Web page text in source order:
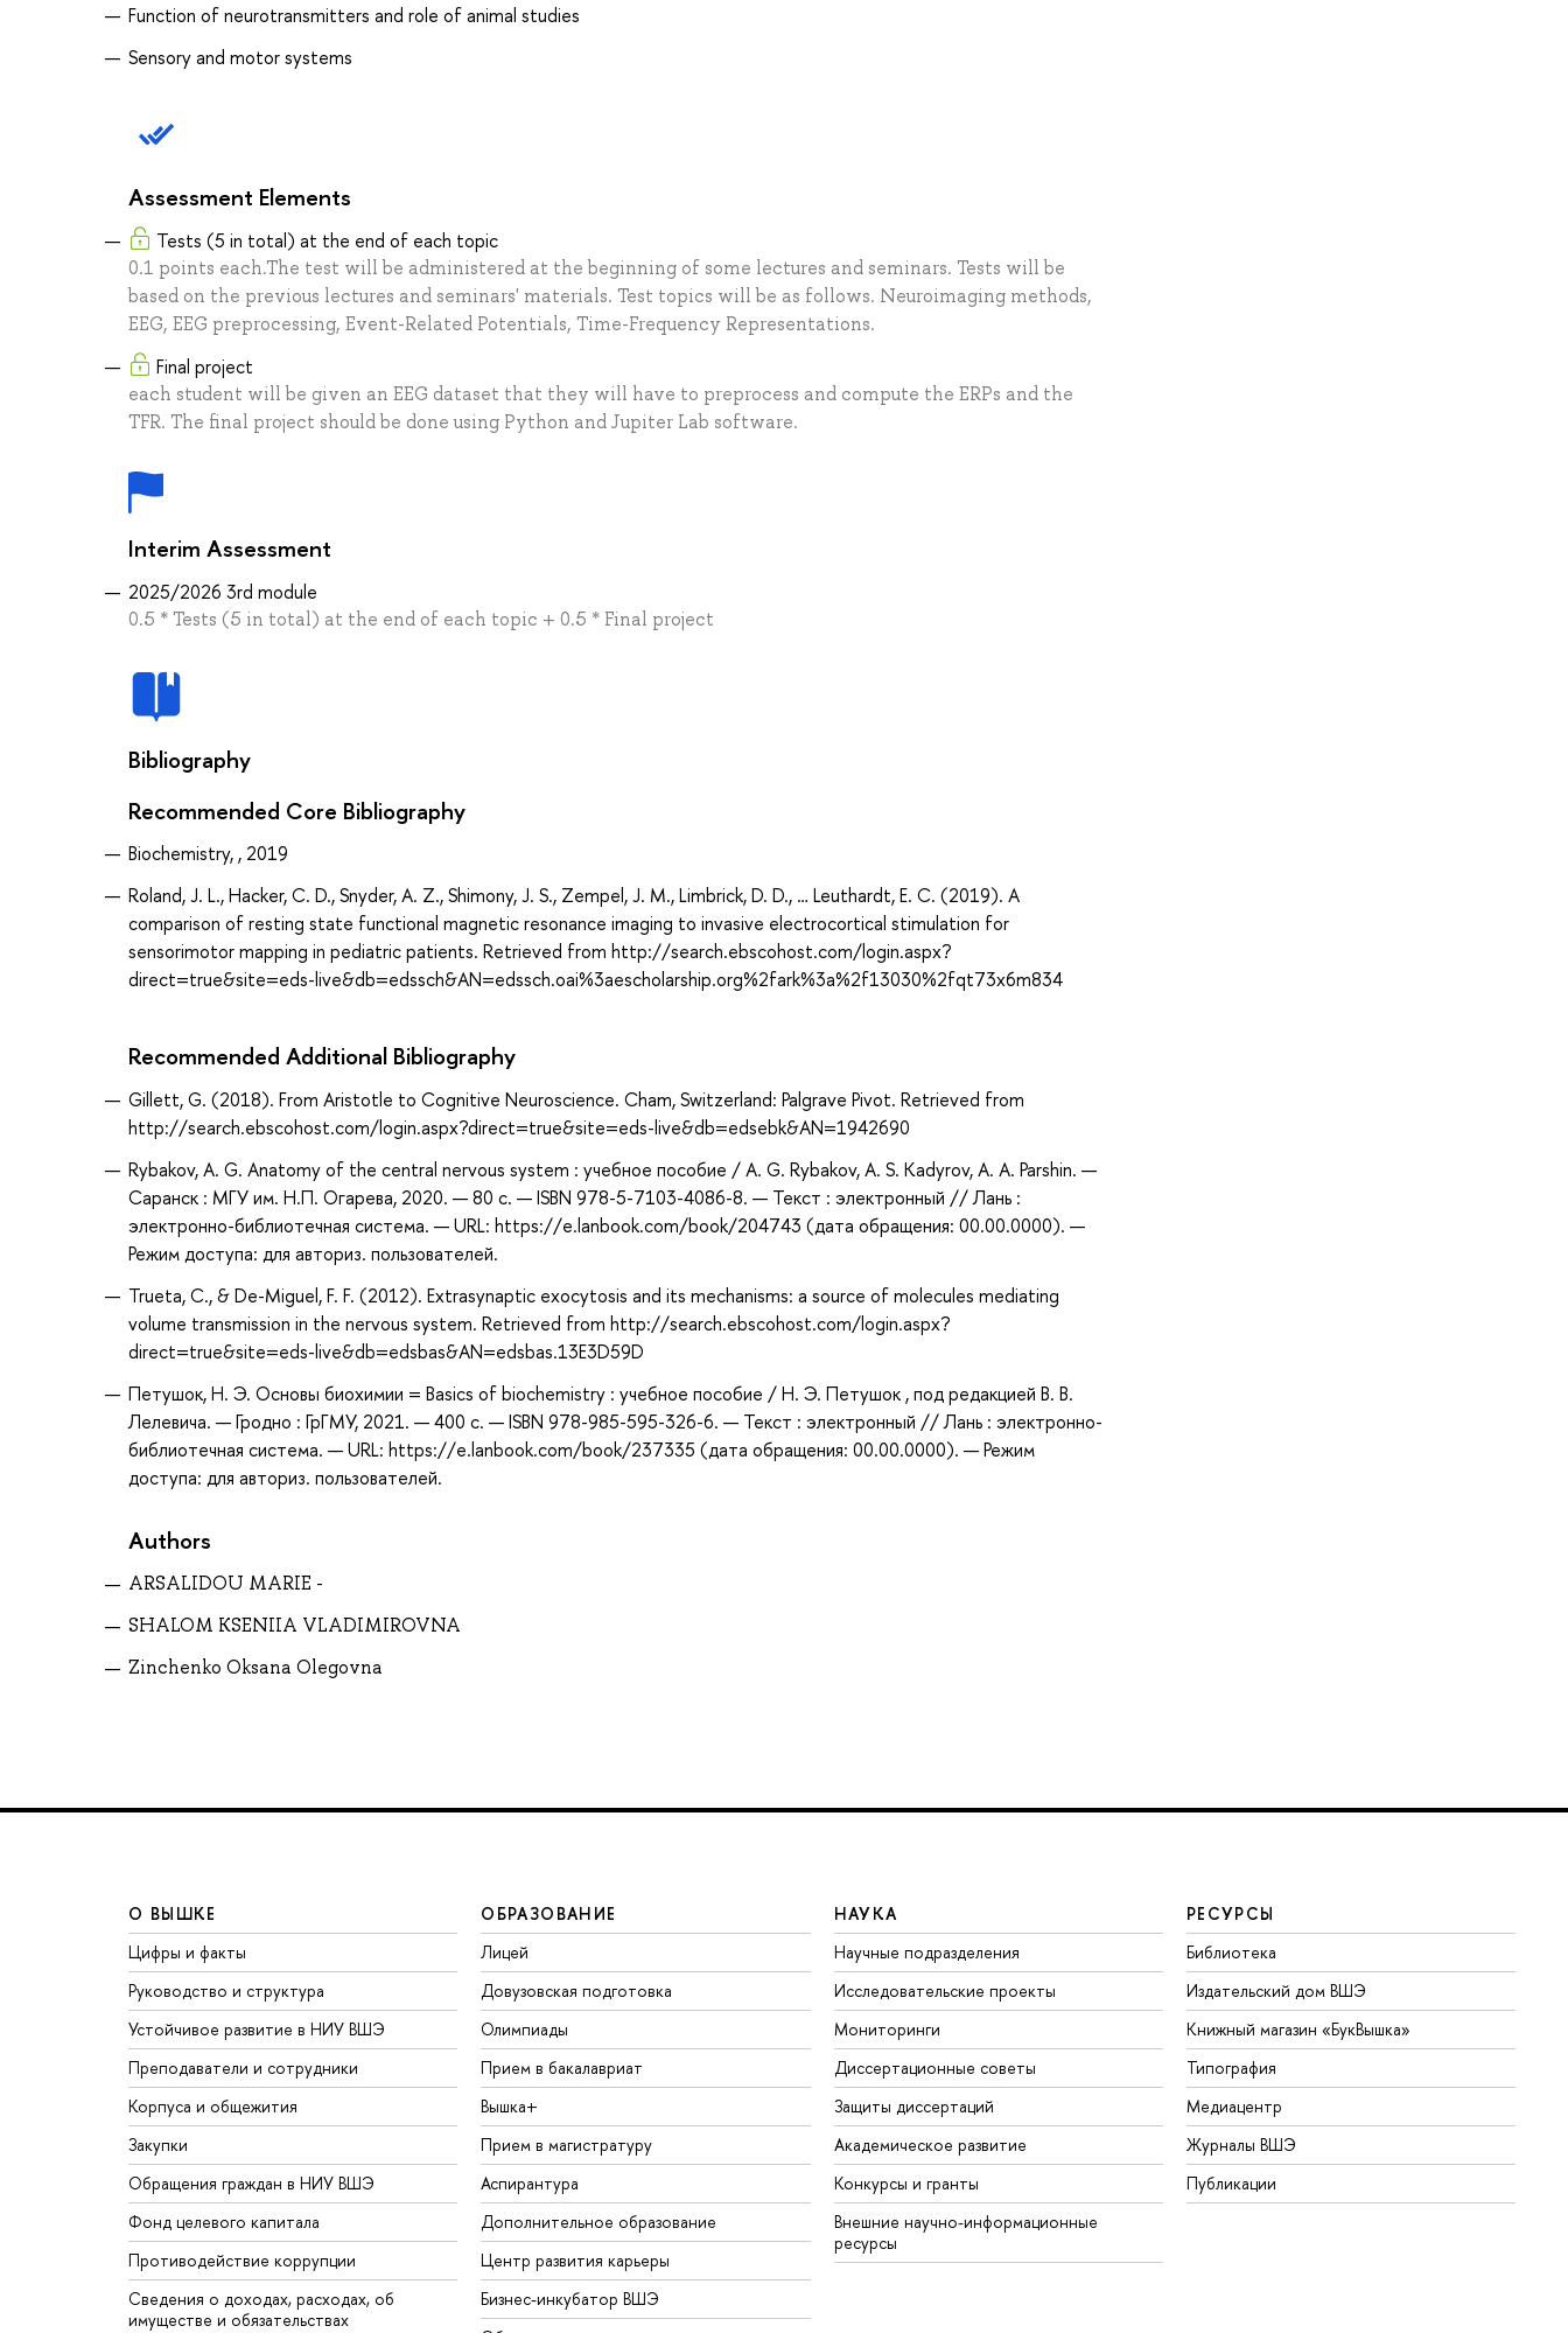
Function of neurotransmitters and role of animal studies
Sensory and motor systems
Assessment Elements
Tests (5 in total) at the end of each topic
0.1 points each.The test will be administered at the beginning of some lectures and seminars. Tests will be
based on the previous lectures and seminars' materials. Test topics will be as follows. Neuroimaging methods,
EEG, EEG preprocessing, Event-Related Potentials, Time-Frequency Representations.
Final project
each student will be given an EEG dataset that they will have to preprocess and compute the ERPs and the
TFR. The final project should be done using Python and Jupiter Lab software.
Interim Assessment
2025/2026 3rd module
0.5 * Tests (5 in total) at the end of each topic + 0.5 * Final project
Bibliography
Recommended Core Bibliography
Biochemistry, , 2019
Roland, J. L., Hacker, C. D., Snyder, A. Z., Shimony, J. S., Zempel, J. M., Limbrick, D. D., … Leuthardt, E. C. (2019). A
comparison of resting state functional magnetic resonance imaging to invasive electrocortical stimulation for
sensorimotor mapping in pediatric patients. Retrieved from http://search.ebscohost.com/login.aspx?
direct=true&site=eds-live&db=edssch&AN=edssch.oai%3aescholarship.org%2fark%3a%2f13030%2fqt73x6m834
Recommended Additional Bibliography
Gillett, G. (2018). From Aristotle to Cognitive Neuroscience. Cham, Switzerland: Palgrave Pivot. Retrieved from
http://search.ebscohost.com/login.aspx?direct=true&site=eds-live&db=edsebk&AN=1942690
Rybakov, A. G. Anatomy of the central nervous system : учебное пособие / A. G. Rybakov, A. S. Kadyrov, A. A. Parshin. —
Саранск : МГУ им. Н.П. Огарева, 2020. — 80 с. — ISBN 978-5-7103-4086-8. — Текст : электронный // Лань :
электронно-библиотечная система. — URL: https://e.lanbook.com/book/204743 (дата обращения: 00.00.0000). —
Режим доступа: для авториз. пользователей.
Trueta, C., & De-Miguel, F. F. (2012). Extrasynaptic exocytosis and its mechanisms: a source of molecules mediating
volume transmission in the nervous system. Retrieved from http://search.ebscohost.com/login.aspx?
direct=true&site=eds-live&db=edsbas&AN=edsbas.13E3D59D
Петушок, Н. Э. Основы биохимии = Basics of biochemistry : учебное пособие / Н. Э. Петушок , под редакцией В. В.
Лелевича. — Гродно : ГрГМУ, 2021. — 400 с. — ISBN 978-985-595-326-6. — Текст : электронный // Лань : электронно-
библиотечная система. — URL: https://e.lanbook.com/book/237335 (дата обращения: 00.00.0000). — Режим
доступа: для авториз. пользователей.
Authors
ARSALIDOU MARIE -
SHALOM KSENIIA VLADIMIROVNA
Zinchenko Oksana Olegovna
О ВЫШКЕ
Цифры и факты
Руководство и структура
Устойчивое развитие в НИУ ВШЭ
Преподаватели и сотрудники
Корпуса и общежития
Закупки
Обращения граждан в НИУ ВШЭ
Фонд целевого капитала
Противодействие коррупции
Сведения о доходах, расходах, об
имуществе и обязательствах
ОБРАЗОВАНИЕ
Лицей
Довузовская подготовка
Олимпиады
Прием в бакалавриат
Вышка+
Прием в магистратуру
Аспирантура
Дополнительное образование
Центр развития карьеры
Бизнес-инкубатор ВШЭ
НАУКА
Научные подразделения
Исследовательские проекты
Мониторинги
Диссертационные советы
Защиты диссертаций
Академическое развитие
Конкурсы и гранты
Внешние научно-информационные
ресурсы
РЕСУРСЫ
Библиотека
Издательский дом ВШЭ
Книжный магазин «БукВышка»
Типография
Медиацентр
Журналы ВШЭ
Публикации